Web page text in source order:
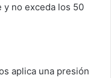
y no exceda los 50
aplica una presión